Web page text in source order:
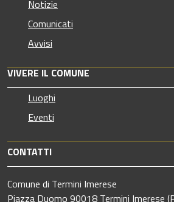
Notizie
Comunicati
Avvisi
VIVERE IL COMUNE
Luoghi
Eventi
CONTATTI
Comune di Termini Imerese
Piazza Duomo 90018 Termini Imerese